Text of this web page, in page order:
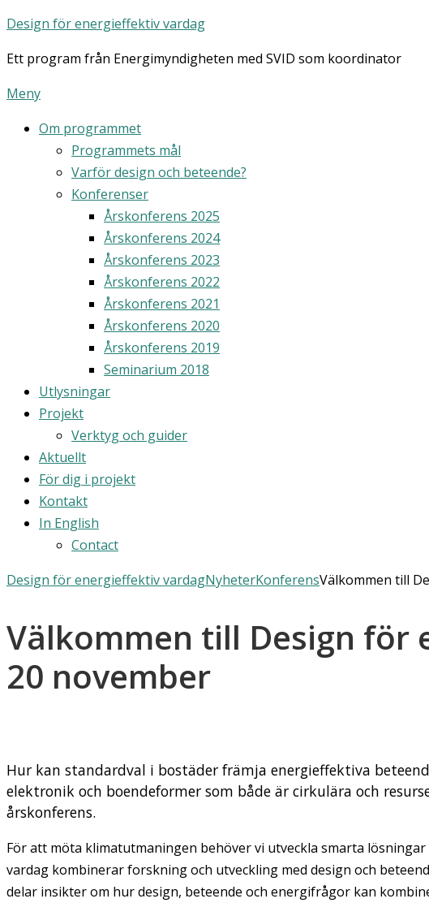
Hoppa
innehåll
Design för energieffektiv vardag
Ett program från Energimyndigheten med SVID som koordinator
Meny
Om programmet
Programmets mål
Varför design och beteende?
Konferenser
Årskonferens 2025
Årskonferens 2024
Årskonferens 2023
Årskonferens 2022
Årskonferens 2021
Årskonferens 2020
Årskonferens 2019
Seminarium 2018
Utlysningar
Projekt
Verktyg och guider
Aktuellt
För dig i projekt
Kontakt
In English
Contact
Design för energieffektiv vardagNyheterKonferensVälkommen till
Välkommen till Design för
20 november
Hur kan standardval i bostäder främja energieffektiva
elektronik och boendeformer som både är cirkulära och
årskonferens.
För att möta klimatutmaningen behöver vi utveckla smarta
vardag kombinerar forskning och utveckling med design och
delar insikter om hur design, beteende och energifrågor kan